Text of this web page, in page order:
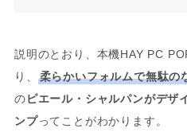
説明のとおり、本機HAY PC
り、
柔らかいフォルムで無駄の
のピエール・シャルパンがデザ
ンプってことがわかります。